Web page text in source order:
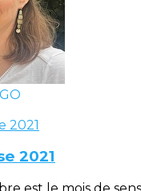
2021